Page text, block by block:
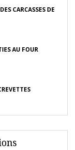
CARCASSES DE
AU FOUR